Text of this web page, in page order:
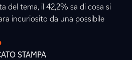
del tema, il 42,2% sa di cosa si
incuriosito da una possibile
STAMPA